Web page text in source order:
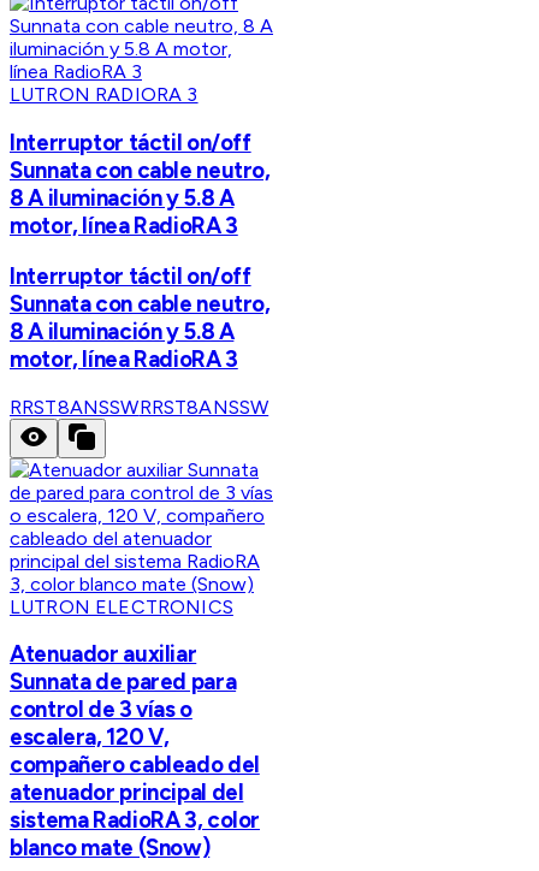
LUTRON RADIORA 3
Interruptor táctil on/off
Sunnata con cable neutro,
8 A iluminación y 5.8 A
motor, línea RadioRA 3
Interruptor táctil on/off
Sunnata con cable neutro,
8 A iluminación y 5.8 A
motor, línea RadioRA 3
RRST8ANSSWRRST8ANSSW
LUTRON ELECTRONICS
Atenuador auxiliar
Sunnata de pared para
control de 3 vías o
escalera, 120 V,
compañero cableado del
atenuador principal del
sistema RadioRA 3, color
blanco mate (Snow)